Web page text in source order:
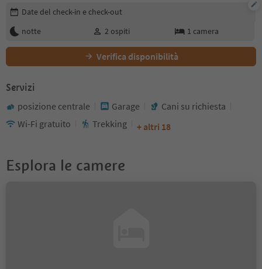
Modifica i dettagli della prenotazione
Date del check-in e check-out
notte
2 ospiti 1 camera
Verifica disponibilità
Servizi
posizione centrale Garage
Cani su richiesta
Wi-Fi gratuito
Trekking + altri 18
Esplora le camere